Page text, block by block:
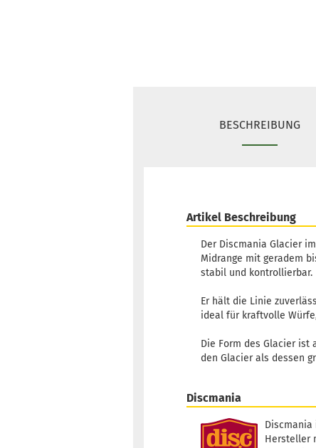
BESCHREIBUNG
Artikel Beschreibung
Der Discmania Glacier
Midrange mit geradem
stabil und kontrollierbar.
Er hält die Linie
ideal für kraftvolle
Die Form des Glacier ist
den Glacier als dessen
Discmania
Hersteller